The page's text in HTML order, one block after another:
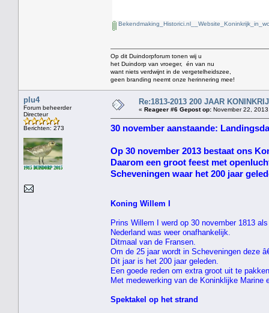
Op dit Duindorpforum tonen wij u
het Duindorp van vroeger, én van nu
want niets verdwijnt in de vergetelheidszee,
geen branding neemt onze herinnering mee!
plu4
Forum beheerder
Directeur
Berichten: 273
Re:1813-2013 200 JAAR
« Reageer #6 Gepost op: November 22,
30 november aanstaande:
Op 30 november 2013 bestaat ons
Daarom een groot feest met
Scheveningen waar het 200 jaar
Koning Willem I
Prins Willem I werd op 30 november 1813
Nederland was weer onafhankelijk.
Ditmaal van de Fransen.
Om de 25 jaar wordt in Scheveningen deze
Dit jaar is het 200 jaar geleden.
Een goede reden om extra groot uit te
Met medewerking van de Koninklijke Marine
Spektakel op het strand